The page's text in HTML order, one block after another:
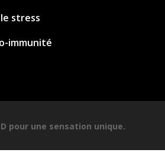
stress
immunité
pour une sensation unique.